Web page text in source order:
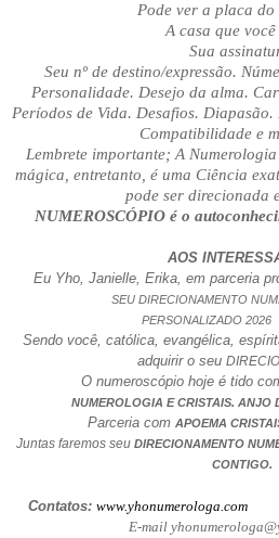
Pode ver a placa do
A casa que
Sua
Seu nº de destino/expressão.
Personalidade. Desejo da alma.
Períodos de Vida. Desafios. Diapasão.
Compatibilidade e
Lembrete importante; A
mágica, entretanto, é uma Ciência
pode ser direcionada
NUMEROSCÓPIO é o
AOS
Eu Yho, Janielle, Erika, em parceria
SEU DIRECIONAMENTO
PERSONALIZADO 2026
Sendo você, católica, evangélica,
adquirir o seu
O numeroscópio hoje é tido
NUMEROLOGIA E CRISTAIS. ANJO
Parceria com APOEMA
Juntas faremos seu DIRECIONAMENTO
CONTIGO.
Contatos: www.yhonumerologa.com
E-mail